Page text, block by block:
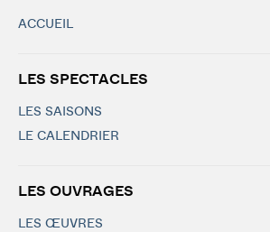
ACCUEIL
LES SPECTACLES
LES SAISONS
LE CALENDRIER
LES OUVRAGES
LES ŒUVRES